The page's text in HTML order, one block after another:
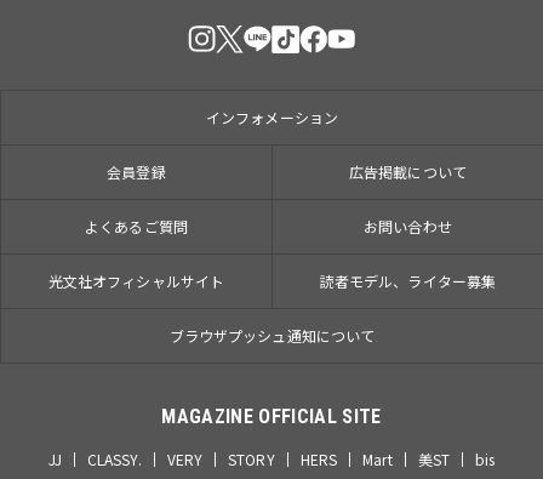
インフォメーション
会員登録 広告掲載について
よくあるご質問 お問い合わせ
光文社オフィシャルサイト 読者モデル、ライター募集
ブラウザプッシュ通知について
MAGAZINE OFFICIAL SITE
JJ CLASSY. VERY STORY HERS Mart 美ST
bis